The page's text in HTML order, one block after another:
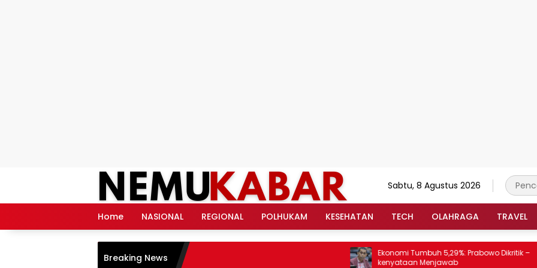
Sabtu, 8 Agustus 2026
Home NASIONAL REGIONAL POLHUKAM KESEHATAN TECH OLAHRAGA TRAVEL
Breaking News
Ekonomi Tumbuh 5,29%: Prabowo Dikritik –
kenyataan Menjawab